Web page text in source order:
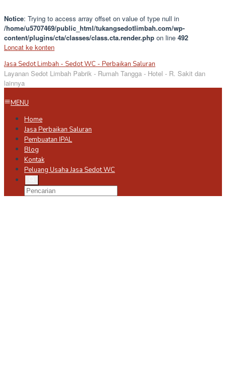
Notice: Trying to access array offset on value of type null in
/home/u5707469/public_html/tukangsedotlimbah.com/wp-
content/plugins/cta/classes/class.cta.render.php on line 492
Loncat ke konten
Jasa Sedot Limbah - Sedot WC - Perbaikan Saluran
Layanan Sedot Limbah Pabrik - Rumah Tangga - Hotel - R. Sakit dan
lainnya
MENU
Home
Jasa Perbaikan Saluran
Pembuatan IPAL
Blog
Kontak
Peluang Usaha Jasa Sedot WC